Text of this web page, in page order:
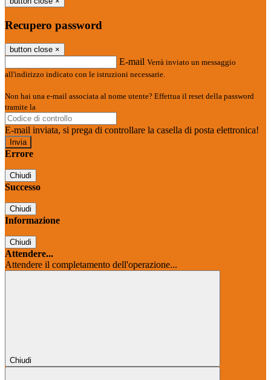
Recupero password
button close ×
E-mail Verrà inviato un messaggio
all'indirizzo indicato con le istruzioni necessarie.
Non hai una e-mail associata al nome utente? Effettua il reset della password
tramite la
E-mail inviata, si prega di controllare la casella di posta elettronica!
Errore
Chiudi
Successo
Chiudi
Informazione
Chiudi
Attendere...
Attendere il completamento dell'operazione...
Chiudi